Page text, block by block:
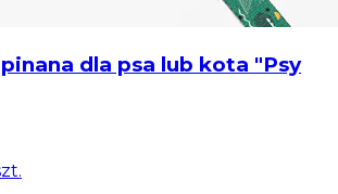
dla psa lub kota "Psy